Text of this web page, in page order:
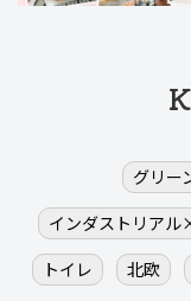
グリー
インダストリア
トイレ
北欧